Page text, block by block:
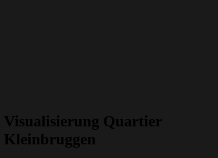
Visualisierung Quartier
Kleinbruggen